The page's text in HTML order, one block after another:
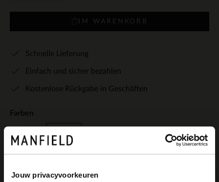
Jouw privacyvoorkeuren
IM WARENKORB
Schnelle Lieferung
Einfach und sicher bezahlen
Kostenlose Rückgabe in Geschäften
Farben